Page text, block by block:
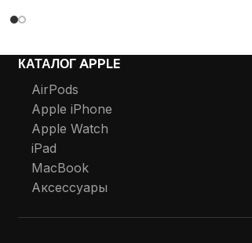
КАТАЛОГ APPLE
AirPods
Apple iPhone
Apple Watch
iPad
MacBook
Аксессуары